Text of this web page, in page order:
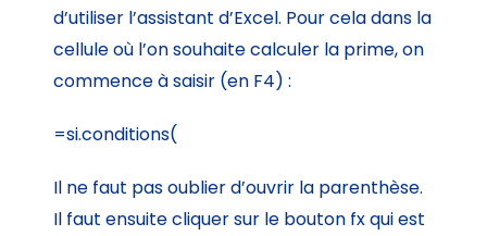
d’utiliser l’assistant d’Excel. Pour cela dans la
cellule où l’on souhaite calculer la prime, on
commence à saisir (en F4) :
=si.conditions(
Il ne faut pas oublier d’ouvrir la parenthèse.
Il faut ensuite cliquer sur le bouton fx qui est